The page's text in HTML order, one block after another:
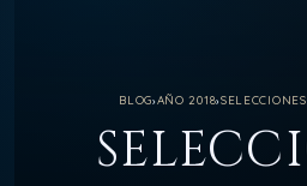
BLOG›AÑO 2018›SELECCIONES